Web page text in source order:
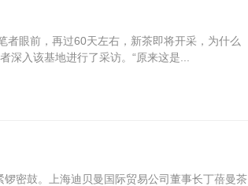
眼前，再过60天左右，新茶即将开采，为什么
深入该基地进行了采访。“原来这是...
密鼓。上海迪贝曼国际贸易公司董事长丁蓓曼茶